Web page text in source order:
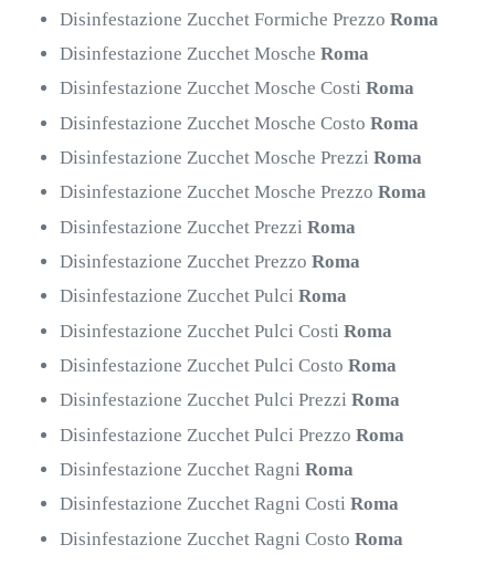
Disinfestazione Zucchet Formiche PrezzoRoma
Disinfestazione Zucchet MoscheRoma
Disinfestazione Zucchet Mosche CostiRoma
Disinfestazione Zucchet Mosche CostoRoma
Disinfestazione Zucchet Mosche PrezziRoma
Disinfestazione Zucchet Mosche PrezzoRoma
Disinfestazione Zucchet PrezziRoma
Disinfestazione Zucchet PrezzoRoma
Disinfestazione Zucchet PulciRoma
Disinfestazione Zucchet Pulci CostiRoma
Disinfestazione Zucchet Pulci CostoRoma
Disinfestazione Zucchet Pulci PrezziRoma
Disinfestazione Zucchet Pulci PrezzoRoma
Disinfestazione Zucchet RagniRoma
Disinfestazione Zucchet Ragni CostiRoma
Disinfestazione Zucchet Ragni CostoRoma